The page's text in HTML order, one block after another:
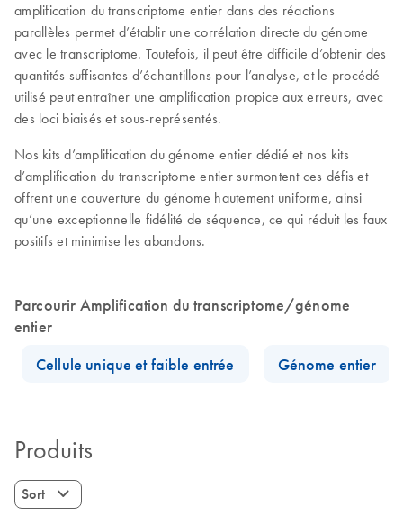
amplification du transcriptome entier dans des réactions
parallèles permet d’établir une corrélation directe du génome
avec le transcriptome. Toutefois, il peut être difficile d’obtenir des
quantités suffisantes d’échantillons pour l’analyse, et le procédé
utilisé peut entraîner une amplification propice aux erreurs, avec
des loci biaisés et sous-représentés.
Nos kits d’amplification du génome entier dédié et nos kits
d’amplification du transcriptome entier surmontent ces défis et
offrent une couverture du génome hautement uniforme, ainsi
qu’une exceptionnelle fidélité de séquence, ce qui réduit les faux
positifs et minimise les abandons.
Parcourir Amplification du transcriptome/génome
entier
Cellule unique et faible entrée
Génome entier
Produits
Sort